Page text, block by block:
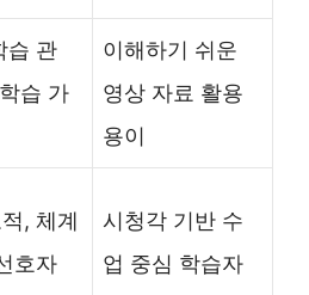
습 관
습 가
이해하기 쉬운
영상 자료 활용
용이
, 체계
호자
시청각 기반 수
업 중심 학습자